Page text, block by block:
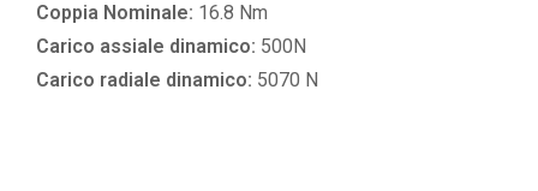
Coppia Nominale: 16.8 Nm
Carico assiale dinamico: 500N
Carico radiale dinamico: 5070 N